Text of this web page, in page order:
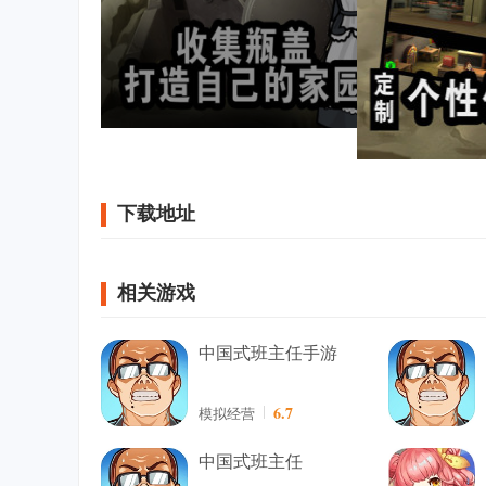
下载地址
相关游戏
中国式班主任手游
模拟经营 6.7
中国式班主任